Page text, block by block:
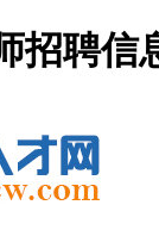
招聘信